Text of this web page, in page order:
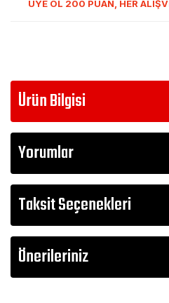
ÜYE OL 200 PUAN, HER
Ürün Bilgisi
Yorumlar
Taksit Seçenekleri
Önerileriniz